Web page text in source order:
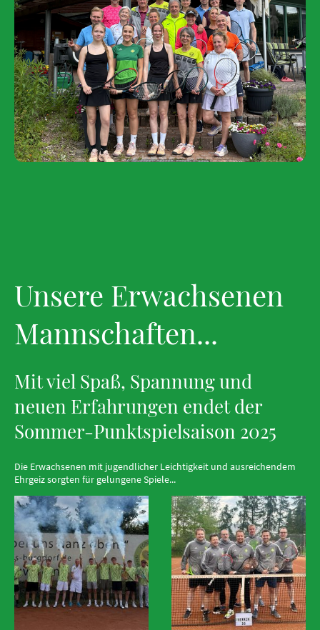
Unsere Erwachsenen
Mannschaften...
Mit viel Spaß, Spannung und
neuen Erfahrungen endet der
Sommer-Punktspielsaison 2025
Die Erwachsenen mit jugendlicher Leichtigkeit und ausreichendem
Ehrgeiz sorgten für gelungene Spiele...